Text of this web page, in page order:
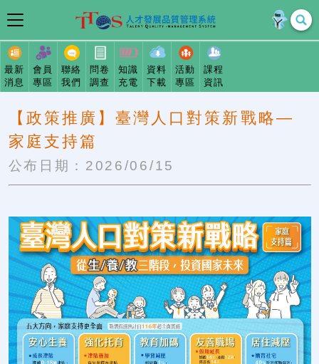
最新
消息
會員
專區
聯絡
我們
問卷
調查
知識
充電
資料
下載
活動
專區
課程
資訊
【政策推廣】臺灣人口對策新戰略—
家庭支持篇
公布日期：2026/06/15